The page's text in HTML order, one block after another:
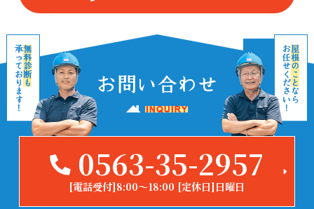
0563-35-2957
[電話受付]8:00～18:00 [定休日]日曜日